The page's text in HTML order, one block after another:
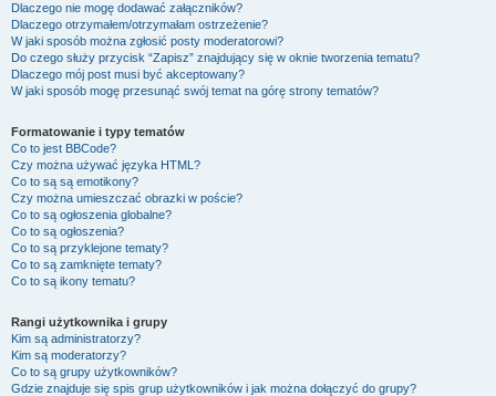
Dlaczego nie mogę dodawać załączników?
Dlaczego otrzymałem/otrzymałam ostrzeżenie?
W jaki sposób można zgłosić posty moderatorowi?
Do czego służy przycisk “Zapisz” znajdujący się w oknie tworzenia tematu?
Dlaczego mój post musi być akceptowany?
W jaki sposób mogę przesunąć swój temat na górę strony tematów?
Formatowanie i typy tematów
Co to jest BBCode?
Czy można używać języka HTML?
Co to są są emotikony?
Czy można umieszczać obrazki w poście?
Co to są ogłoszenia globalne?
Co to są ogłoszenia?
Co to są przyklejone tematy?
Co to są zamknięte tematy?
Co to są ikony tematu?
Rangi użytkownika i grupy
Kim są administratorzy?
Kim są moderatorzy?
Co to są grupy użytkowników?
Gdzie znajduje się spis grup użytkowników i jak można dołączyć do grupy?